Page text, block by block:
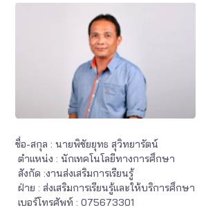
ชื่อ-สกุล : นายพิชัยยุทธ สุวิทยารัตน์
ตำแหน่ง : นักเทคโนโลยีทางการศึกษา
สังกัด :งานส่งเสริมการเรียนรู้
ฝ่าย : ส่งเสริมการเรียนรู้และให้บริการศึกษา
เบอร์โทรศัพท์ : 075673301